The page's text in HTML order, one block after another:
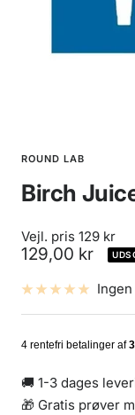
ROUND LAB
Birch
Vejl. pris 129 kr
Udsalgspris
129,00 kr
🚚 1-3 dages
🎁 Gratis prøver